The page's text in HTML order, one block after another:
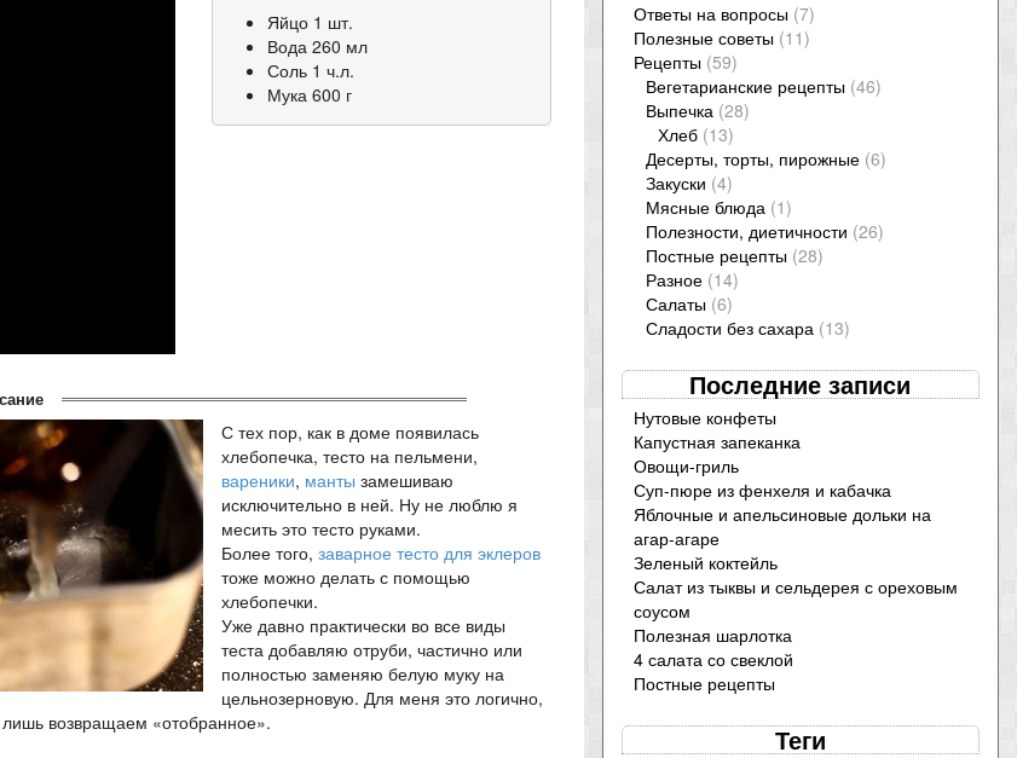
Яйцо 1 шт.
Вода 260 мл
Соль 1 ч.л.
Мука 600 г
С тех пор, как в доме появилась
хлебопечка, тесто на пельмени,
вареники, манты замешиваю
исключительно в ней. Ну не люблю я
месить это тесто руками.
Более того, заварное тесто для эклеров
тоже можно делать с помощью
хлебопечки.
Уже давно практически во все виды
теста добавляю отруби, частично или
полностью заменяю белую муку на
цельнозерновую. Для меня это логично,
возвращаем «отобранное».
Ответы на вопросы(7)
Полезные советы(11)
Рецепты(59)
Вегетарианские рецепты(46)
Выпечка(28)
Хлеб(13)
Десерты, торты, пирожные(6)
Закуски (4)
Мясные блюда(1)
Полезности, диетичности (26)
Постные рецепты(28)
Разное(14)
Салаты(6)
Сладости без сахара(13)
Последние записи
Нутовые конфеты
Капустная запеканка
Овощи-гриль
Суп-пюре из фенхеля и кабачка
Яблочные и апельсиновые дольки на
агар-агаре
Зеленый коктейль
Салат из тыквы и сельдерея с ореховым
соусом
Полезная шарлотка
4 салата со свеклой
Постные рецепты
Теги